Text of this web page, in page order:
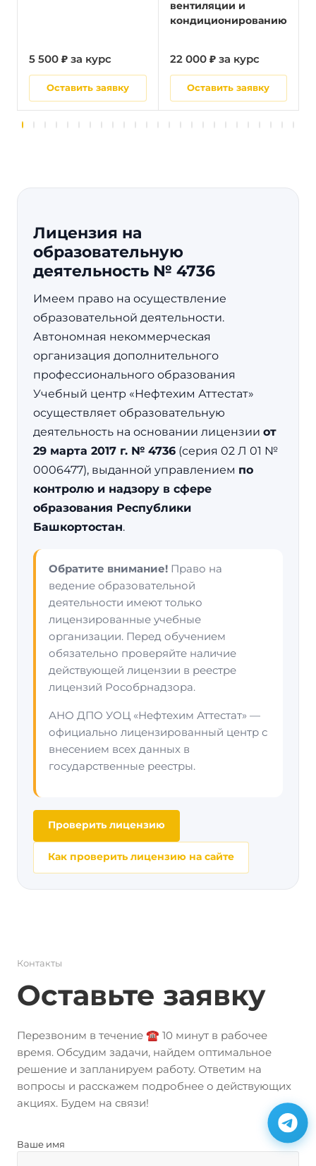
5 500 ₽ за курс
Оставить заявку
вентиляции и
кондиционированию
22 000 ₽ за курс
Оставить заявку
Лицензия на
образовательную
деятельность № 4736
Имеем право на осуществление
образовательной деятельности.
Автономная некоммерческая
организация дополнительного
профессионального образования
Учебный центр «Нефтехим Аттестат»
осуществляет образовательную
деятельность на основании лицензии от
29 марта 2017 г. № 4736 (серия 02 Л 01 №
0006477), выданной управлением по
контролю и надзору в сфере
образования Республики
Башкортостан.
Обратите внимание! Право на
ведение образовательной
деятельности имеют только
лицензированные учебные
организации. Перед обучением
обязательно проверяйте наличие
действующей лицензии в реестре
лицензий Рособрнадзора.
АНО ДПО УОЦ «Нефтехим Аттестат» —
официально лицензированный центр с
внесением всех данных в
государственные реестры.
Проверить лицензию
Как проверить лицензию на сайте
Контакты
Оставьте заявку
Перезвоним в течение ☎️ 10 минут в рабочее
время. Обсудим задачи, найдем оптимальное
решение и запланируем работу. Ответим на
вопросы и расскажем подробнее о действующих
акциях. Будем на связи!
Ваше имя